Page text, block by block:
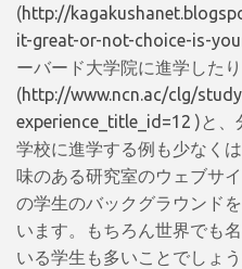
(http://
it-great-or-not-choice-is-
ーバード大学院に進学したり
(http://www.ncn.ac/clg/
experience_title_id=12 )と、
学校に進学する例も少なく
味のある研究室のウェブサ
の学生のバックグラウンド
います。もちろん世界でも
いる学生も多いことでしょ